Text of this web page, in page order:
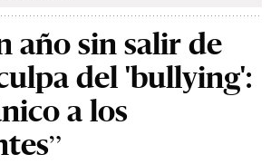
año sin salir de
del 'bullying':
a los